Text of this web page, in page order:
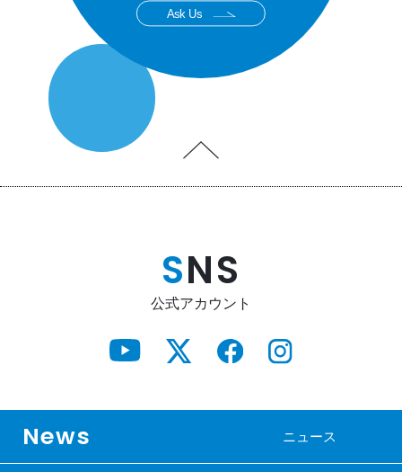
Ask Us
SNS
公式アカウント
News ニュース